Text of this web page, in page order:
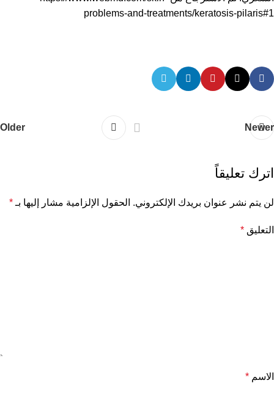
problems-and-treatments/keratosis-pilaris#1
Newer
Older
اترك تعليقاً
لن يتم نشر عنوان بريدك الإلكتروني. الحقول الإلزامية مشار إليها بـ *
التعليق *
الاسم *